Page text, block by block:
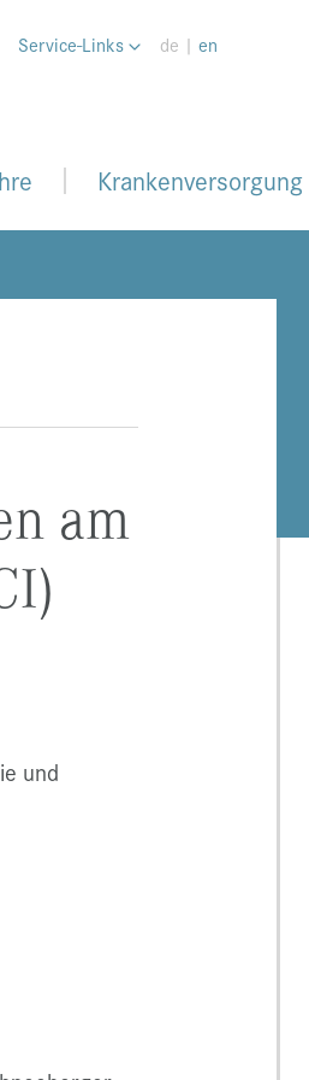
Service-Links de | en
Krankenversorgung
am
und